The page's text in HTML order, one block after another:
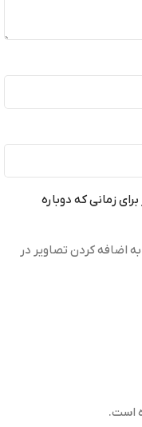
است.
زمانی که دوباره
اضافه کردن تصاویر در